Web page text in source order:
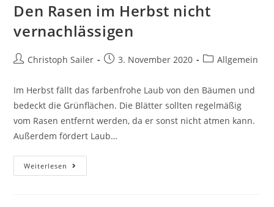
Den Rasen im Herbst nicht
vernachlässigen
Beitrags-
Christoph Sailer
Beitrag3. November 2020
Beitrags-
Allgemein
Im Herbst fällt das farbenfrohe Laub von den Bäumen und
bedeckt die Grünflächen. Die Blätter sollten regelmäßig
vom Rasen entfernt werden, da er sonst nicht atmen kann.
Außerdem fördert Laub…
Weiterlesen
Rasen